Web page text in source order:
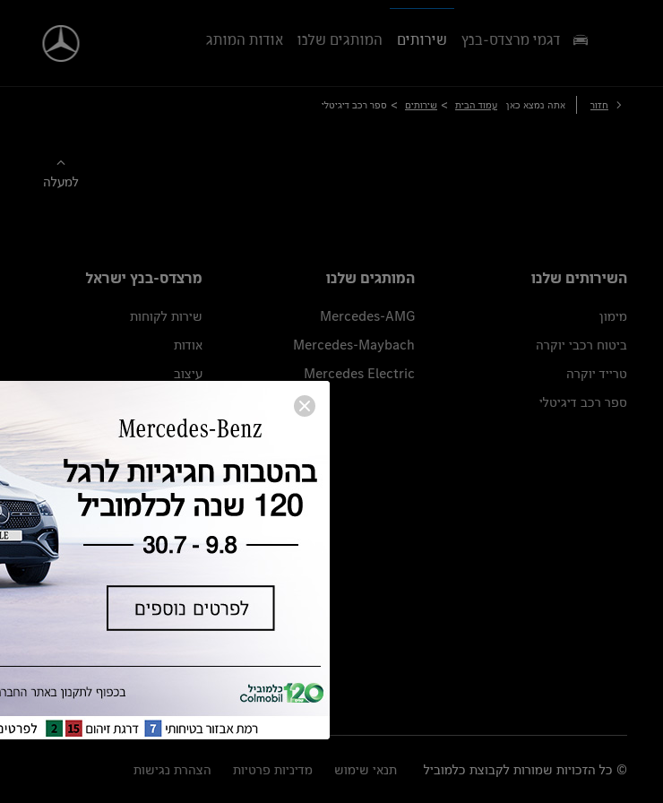
דגמי מרצדס-בנץ שירותים המותגים שלנו אודות המותג
חזור אתה נמצא כאן עמוד הבית > שירותים > ספר רכב דיגיטלי
למעלה
השירותים שלנו
מימון
ביטוח רכבי יוקרה
טרייד יוקרה
ספר רכב דיגיטלי
המותגים שלנו
Mercedes-AMG
Mercedes-Maybach
Mercedes Electric
מרצדס-בנץ ישראל
שירות לקוחות
אודות
עיצוב
מגזין מרצדס-בנץ
ספרי רכב מרצדס-בנץ
נתוני זיהום אוויר וצריכת דלק וחשמל
נתוני תווית צמיגים
מחירון חלפים
הודעה על הטבות לרכבי מרצדס בהסדר
© כל הזכויות שמורות לקבוצת כלמוביל תנאי שימוש מדיניות פרטיות הצהרת נגישות